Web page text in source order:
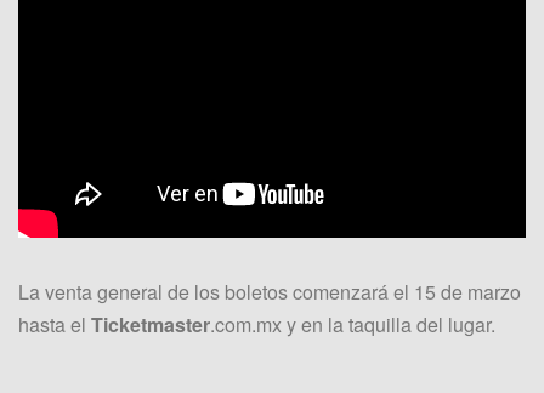
La venta general de los boletos comenzará el 15 de marzo
hasta el Ticketmaster.com.mx y en la taquilla del lugar.